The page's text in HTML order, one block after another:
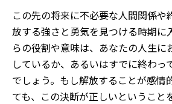
この先の将来に不必要な人間関係や
放する強さと勇気を見つける時期に
らの役割や意味は、あなたの人生に
しているか、あるいはすでに終わっ
でしょう。もし解放することが感情
ても、この決断が正しいということ